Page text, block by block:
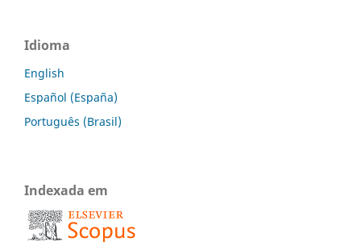
Idioma
English
Español (España)
Português (Brasil)
Indexada em